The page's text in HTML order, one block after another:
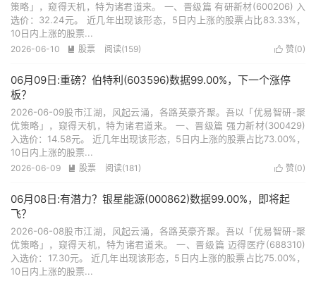
策略」，窥得天机，特为诸君道来。 一、晋级篇 有研新材(600206) 入
选价：32.24元。 近几年出现该形态，5日内上涨的股票占比83.33%，
10日内上涨的股票...
 赞(0)
2026-06-10  股票 阅读(159)
06月09日:重磅？伯特利(603596)数据99.00%，下一个涨停
板？
2026-06-09股市江湖，风起云涌，各路英豪齐聚。吾以「优易智研-聚
优策略」，窥得天机，特为诸君道来。 一、晋级篇 强力新材(300429)
入选价：14.58元。 近几年出现该形态，5日内上涨的股票占比73.00%，
10日内上涨的股票...
 赞(0)
2026-06-09  股票 阅读(181)
06月08日:有潜力？银星能源(000862)数据99.00%，即将起
飞？
2026-06-08股市江湖，风起云涌，各路英豪齐聚。吾以「优易智研-聚
优策略」，窥得天机，特为诸君道来。 一、晋级篇 迈得医疗(688310)
入选价：17.30元。 近几年出现该形态，5日内上涨的股票占比75.00%，
10日内上涨的股票...